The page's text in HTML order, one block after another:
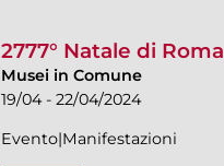
2777° Natale di Roma
Musei in Comune
19/04 - 22/04/2024
Evento|Manifestazioni